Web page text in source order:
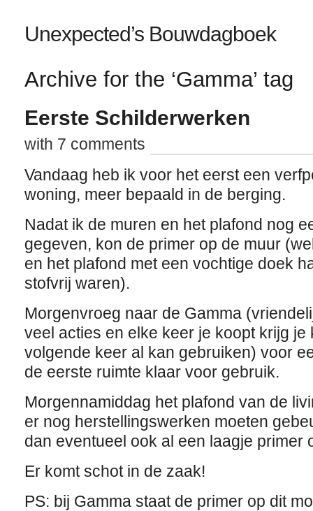
Unexpected’s Bouwdagboek
Archive for the ‘Gamma’ tag
Eerste Schilderwerken
with 7 comments
Vandaag heb ik voor het eerst een
woning, meer bepaald in de berging.
Nadat ik de muren en het plafond nog
gegeven, kon de primer op de muur
en het plafond met een vochtige doek
stofvrij waren).
Morgenvroeg naar de Gamma
veel acties en elke keer je koopt krijg je
volgende keer al kan gebruiken) voor
de eerste ruimte klaar voor gebruik.
Morgennamiddag het plafond van de
er nog herstellingswerken moeten
dan eventueel ook al een laagje primer
Er komt schot in de zaak!
PS: bij Gamma staat de primer op dit